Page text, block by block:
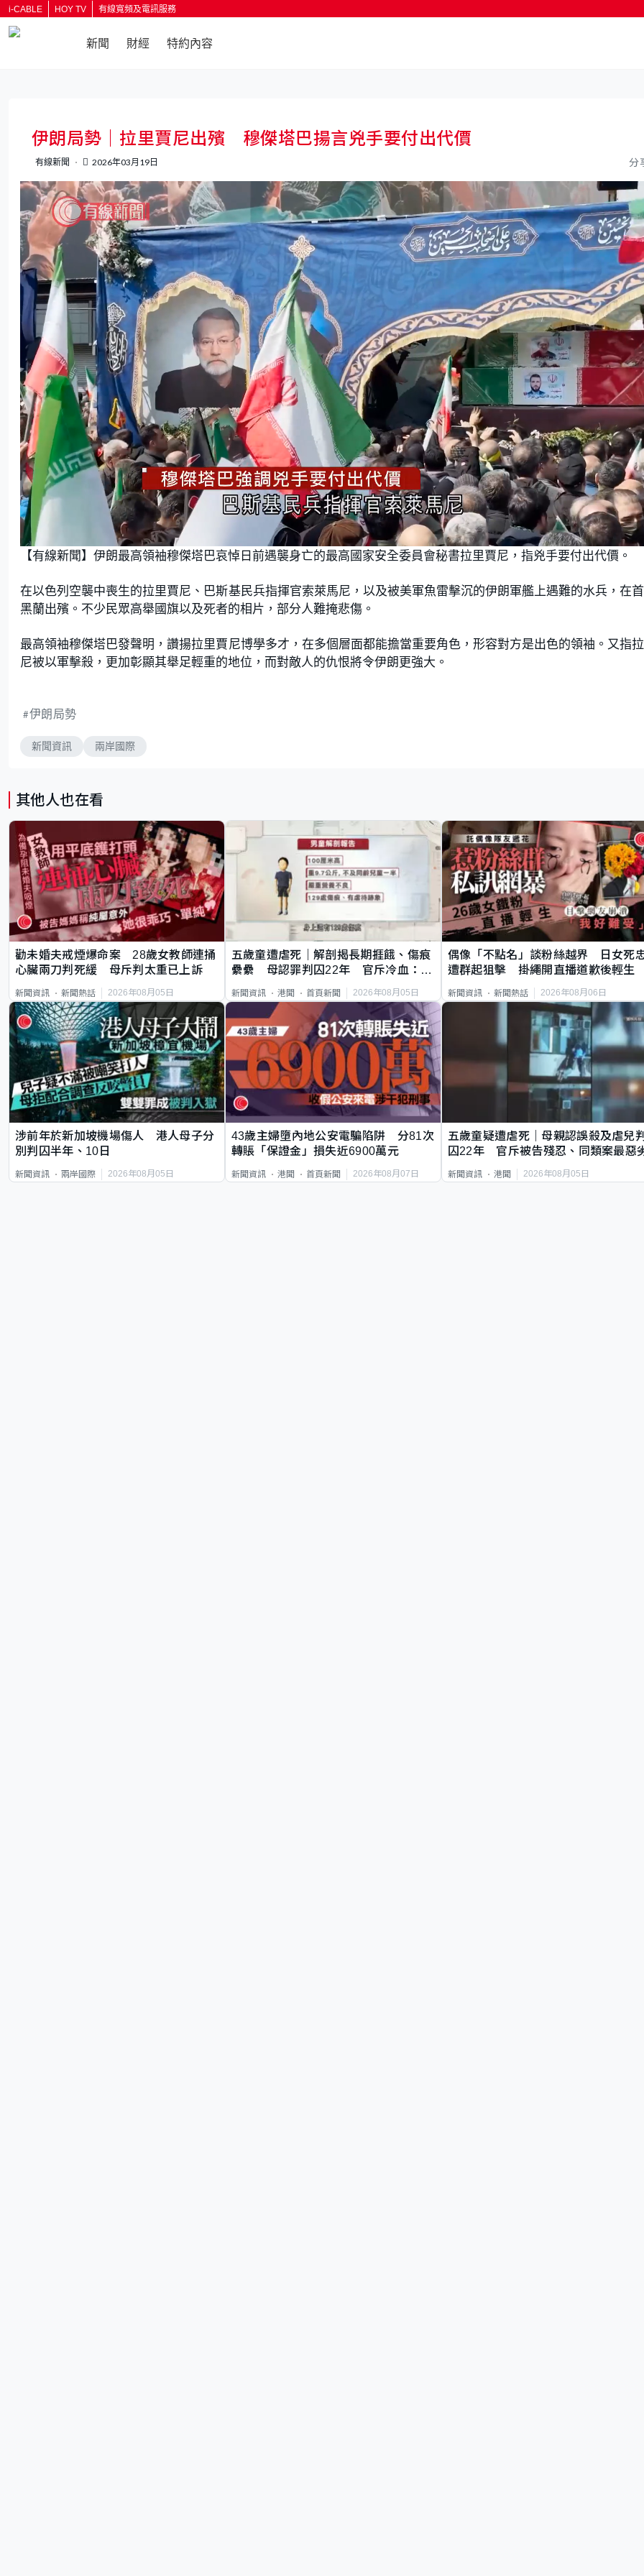
i-CABLE HOY TV 有線寬頻及電訊服務
新聞 財經 特約內容
伊朗局勢｜拉里賈尼出殯 穆傑塔巴揚言兇手要付出代價
有線新聞 2026年03月19日 分
n
m
u
a
d
5
4
.
5
5
【有線新聞】伊朗最高領袖穆傑塔巴哀悼日前遇襲身亡的最高國家安全委員會秘書拉里賈尼，指兇手要付出代價。
在以色列空襲中喪生的拉里賈尼、巴斯基民兵指揮官索萊馬尼，以及被美軍魚雷擊沉的伊朗軍艦上遇難的水兵，在
黑蘭出殯。不少民眾高舉國旗以及死者的相片，部分人難掩悲傷。
最高領袖穆傑塔巴發聲明，讚揚拉里賈尼博學多才，在多個層面都能擔當重要角色，形容對方是出色的領袖。又指
尼被以軍擊殺，更加彰顯其舉足輕重的地位，而對敵人的仇恨將令伊朗更強大。
伊朗局勢
新聞資訊 兩岸國際
其他人也在看
勸未婚夫戒煙爆命案 28歲女教師連捅
心臟兩刀判死緩 母斥判太重已上訴
新聞資訊 新聞熱話 2026年08月05日
五歲童遭虐死｜解剖揭長期捱餓、傷痕
纍纍 母認罪判囚22年 官斥冷血：同
新聞資訊 港聞 首頁新聞 2026年08月05日
偶像「不點名」談粉絲越界 日女死
遭群起狙擊 掛繩開直播道歉後輕生
新聞資訊 新聞熱話 2026年08月06日
涉前年於新加坡機場傷人 港人母子分
別判囚半年、10日
新聞資訊 兩岸國際 2026年08月05日
43歲主婦墮內地公安電騙陷阱 分81次
轉賬「保證金」損失近6900萬元
新聞資訊 港聞 首頁新聞 2026年08月07日
五歲童疑遭虐死｜母親認誤殺及虐兒
囚22年 官斥被告殘忍、同類案最惡
新聞資訊 港聞 2026年08月05日